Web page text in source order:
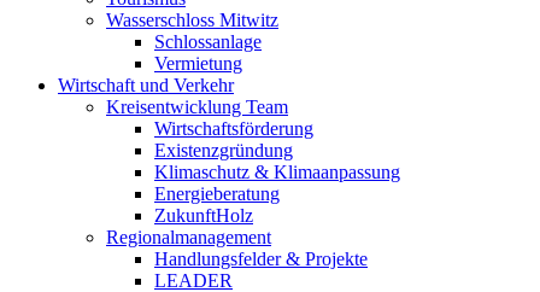
Wasserschloss Mitwitz
Schlossanlage
Vermietung
Wirtschaft und Verkehr
Kreisentwicklung Team
Wirtschaftsförderung
Existenzgründung
Klimaschutz & Klimaanpassung
Energieberatung
ZukunftHolz
Regionalmanagement
Handlungsfelder & Projekte
LEADER